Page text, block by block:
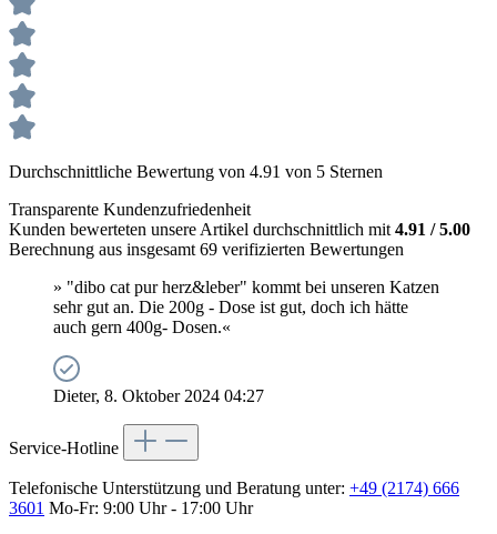
Durchschnittliche Bewertung von 4.91 von 5 Sternen
Transparente Kundenzufriedenheit
Kunden bewerteten unsere Artikel durchschnittlich mit 4.91 / 5.00
Berechnung aus insgesamt 69 verifizierten Bewertungen
» "dibo cat pur herz&leber" kommt bei unseren Katzen
sehr gut an. Die 200g - Dose ist gut, doch ich hätte
auch gern 400g- Dosen.«
Dieter, 8. Oktober 2024 04:27
Service-Hotline
Telefonische Unterstützung und Beratung unter: +49 (2174) 666
3601 Mo-Fr: 9:00 Uhr - 17:00 Uhr